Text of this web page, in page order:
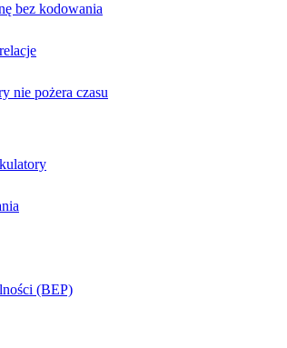
bez kodowania
nie pożera czasu
(BEP)